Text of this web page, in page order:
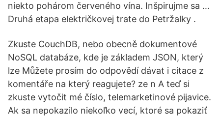
niekto pohárom červeného vína. Inšpirujme sa …
Druhá etapa električkovej trate do Petržalky .
Zkuste CouchDB, nebo obecně dokumentové
NoSQL databáze, kde je základem JSON, který
lze Můžete prosím do odpovědí dávat i citace z
komentáře na který reagujete? ze n A teď si
zkuste vytočit mé číslo, telemarketinové pijavice.
Ak sa nepokazilo niekoľko vecí, ktoré sa pokaziť